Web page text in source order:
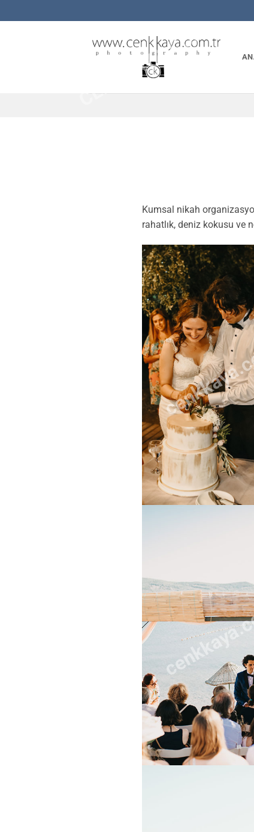
atla
CENKKAYA.COM.TR
Kumsal nikah
rahatlık, deniz kokusu ve